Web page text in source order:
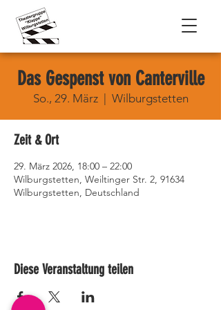
Das Gespenst von Canterville
So., 29. März
  |
Wilburgstetten
Zeit & Ort
29. März 2026, 18:00 – 22:00
Wilburgstetten, Weiltinger Str. 2, 91634
Wilburgstetten, Deutschland
Diese Veranstaltung teilen